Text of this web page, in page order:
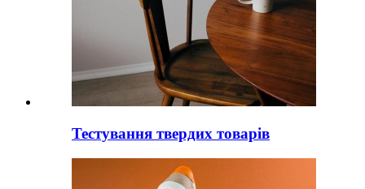
Тестування твердих товарів